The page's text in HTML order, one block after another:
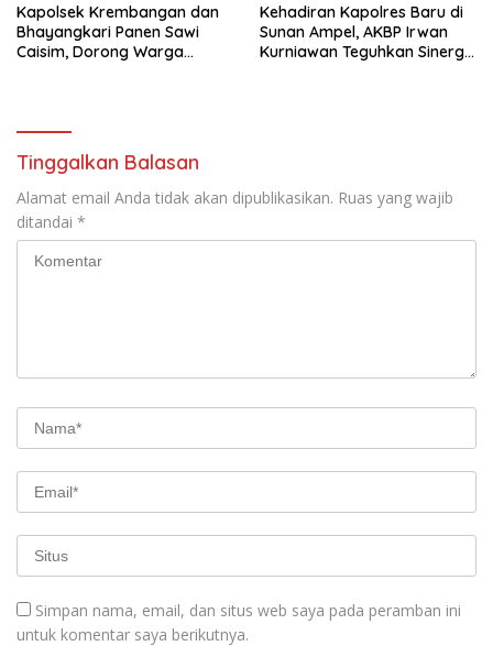
Kapolsek Krembangan dan
Bhayangkari Panen Sawi
Caisim, Dorong Warga
Kehadiran Kapolres Baru di
Sunan Ampel, AKBP Irwan
Kurniawan Teguhkan Sinergi
Tinggalkan Balasan
Alamat email Anda tidak akan dipublikasikan. Ruas yang wajib
ditandai *
Simpan nama, email, dan situs web saya pada peramban ini
untuk komentar saya berikutnya.